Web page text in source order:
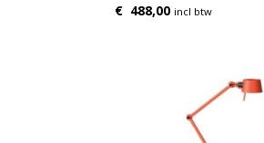
€ 488,00 incl btw